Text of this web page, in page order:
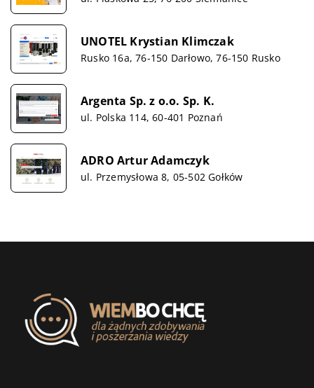
UNOTEL Krystian Klimczak
Rusko 16a, 76-150 Darłowo, 76-150 Rusko
Argenta Sp. z o.o. Sp. K.
ul. Polska 114, 60-401 Poznań
ADRO Artur Adamczyk
ul. Przemysłowa 8, 05-502 Gołków